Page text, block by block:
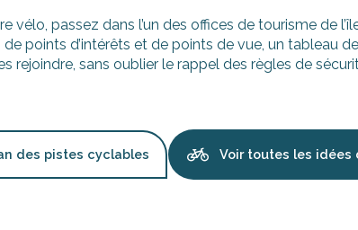
vélo, passez dans l’un des offices de tourisme de
points d’intérêts et de points de vue, un tableau
rejoindre, sans oublier le rappel des règles de
des pistes cyclables Voir toutes les idées